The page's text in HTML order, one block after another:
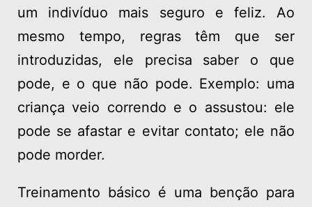
um indivíduo mais seguro e feliz. Ao
mesmo tempo, regras têm que ser
introduzidas, ele precisa saber o que
pode, e o que não pode. Exemplo: uma
criança veio correndo e o assustou: ele
pode se afastar e evitar contato; ele não
pode morder.
Treinamento básico é uma benção para